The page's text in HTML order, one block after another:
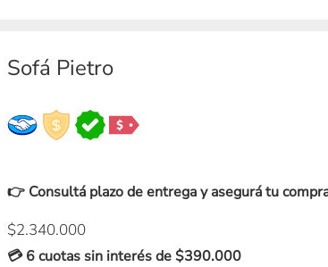
Sofá Pietro
👉 Consultá plazo de entrega y asegurá tu
$2.340.000
💳 6 cuotas sin interés de $390.000